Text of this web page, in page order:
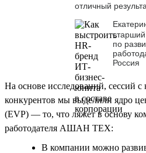
отличный
по
Россия
На основе исследований, сессий
конкурентов мы выделили ядро
(EVP) — то, что ляжет в основу
работодателя АШАН ТЕХ:
В компании можно